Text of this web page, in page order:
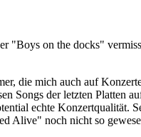
on the docks"
die mich auch auf
Songs der letzten
echte Konzertqualität.
Alive" noch nicht so